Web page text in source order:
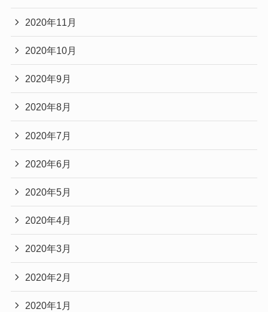
2020年11月
2020年10月
2020年9月
2020年8月
2020年7月
2020年6月
2020年5月
2020年4月
2020年3月
2020年2月
2020年1月